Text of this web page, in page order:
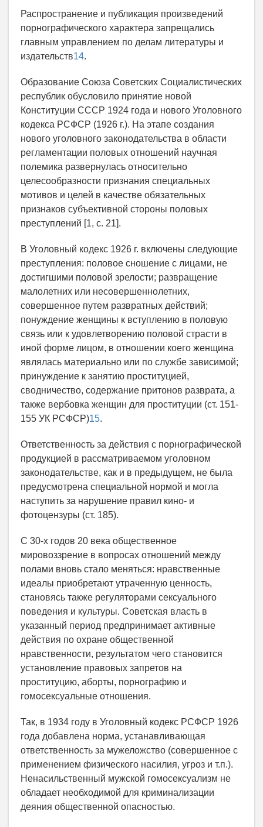
Распространение и публикация произведений
порнографического характера запрещались
главным управлением по делам литературы и
издательств14.
Образование Союза Советских Социалистических
республик обусловило принятие новой
Конституции СССР 1924 года и нового Уголовного
кодекса РСФСР (1926 г.). На этапе создания
нового уголовного законодательства в области
регламентации половых отношений научная
полемика развернулась относительно
целесообразности признания специальных
мотивов и целей в качестве обязательных
признаков субъективной стороны половых
преступлений [1, с. 21].
В Уголовный кодекс 1926 г. включены следующие
преступления: половое сношение с лицами, не
достигшими половой зрелости; развращение
малолетних или несовершеннолетних,
совершенное путем развратных действий;
понуждение женщины к вступлению в половую
связь или к удовлетворению половой страсти в
иной форме лицом, в отношении коего женщина
являлась материально или по службе зависимой;
принуждение к занятию проституцией,
сводничество, содержание притонов разврата, а
также вербовка женщин для проституции (ст. 151-
155 УК РСФСР)15.
Ответственность за действия с порнографической
продукцией в рассматриваемом уголовном
законодательстве, как и в предыдущем, не была
предусмотрена специальной нормой и могла
наступить за нарушение правил кино- и
фотоцензуры (ст. 185).
С 30-х годов 20 века общественное
мировоззрение в вопросах отношений между
полами вновь стало меняться: нравственные
идеалы приобретают утраченную ценность,
становясь также регуляторами сексуального
поведения и культуры. Советская власть в
указанный период предпринимает активные
действия по охране общественной
нравственности, результатом чего становится
установление правовых запретов на
проституцию, аборты, порнографию и
гомосексуальные отношения.
Так, в 1934 году в Уголовный кодекс РСФСР 1926
года добавлена норма, устанавливающая
ответственность за мужеложство (совершенное с
применением физического насилия, угроз и т.п.).
Ненасильственный мужской гомосексуализм не
обладает необходимой для криминализации
деяния общественной опасностью.